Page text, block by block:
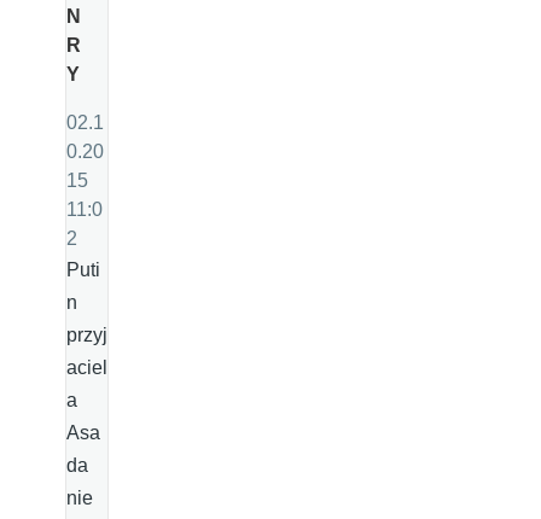
N
R
Y
02.1
0.20
15
11:0
2
Puti
n
przyj
aciel
a
Asa
da
nie